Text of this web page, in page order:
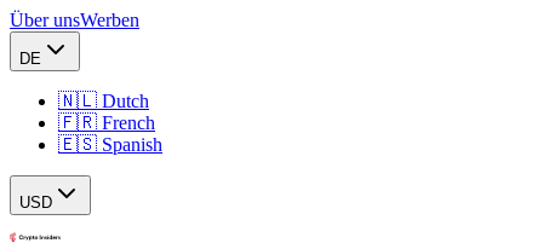
Über unsWerben
DE
🇳🇱 Dutch
🇫🇷 French
🇪🇸 Spanish
USD